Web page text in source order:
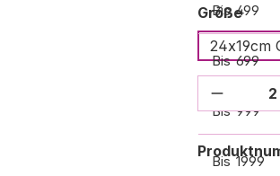
Bis 499
Bis 699
Bis 999
Bis 1999
Größe
24x19cm